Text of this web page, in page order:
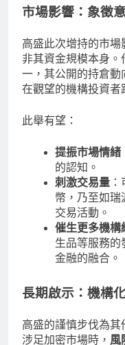
市場影響：象徵
高盛此次增持的市
非其資金規模本身。
一，其公開的持倉動
在觀望的機構投資者
此舉有望：
提振市場情緒
的認知。
刺激交易量
幣，乃至如瑞
交易活動。
催生更多機構
生品等服務的
金融的融合。
長期啟示：機構
高盛的謹慎步伐為
涉足加密市場時， 風